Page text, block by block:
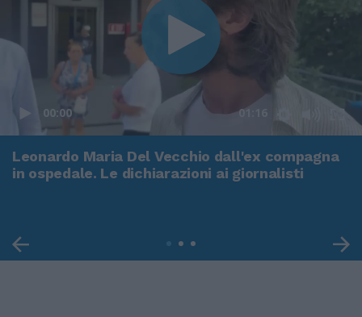
00:00 01:16
Leonardo Maria Del Vecchio dall'ex compagna
in ospedale. Le dichiarazioni ai giornalisti